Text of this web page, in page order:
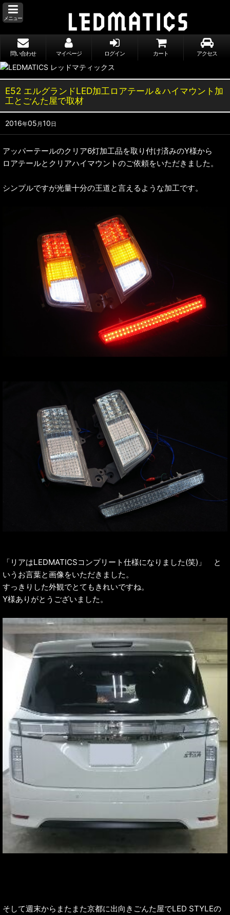
メニュー
問い合わせ マイページ ログイン カート アクセス
E52 エルグランドLED加工ロアテール＆ハイマウント加
工とごんた屋で取材
2016年05 月10日
アッパーテールのクリア6灯加工品を取り付け済みのY様から
ロアテールとクリアハイマウントのご依頼をいただきました。
シンプルですが光量十分の王道と言えるような加工です。
「リアはLEDMATICSコンプリート仕様になりました(笑)」 と
いうお言葉と画像をいただきました。
すっきりした外観でとてもきれいですね。
Y様ありがとうございました。
そして週末からまたまた京都に出向きごんた屋でLED STYLEの